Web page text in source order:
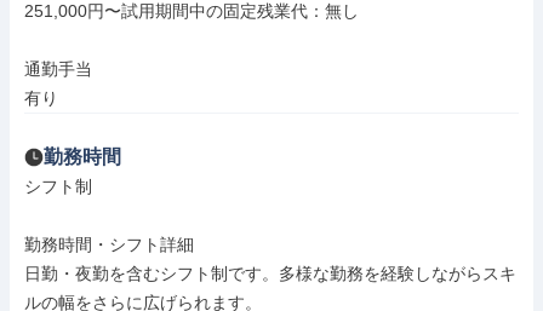
251,000円〜試用期間中の固定残業代：無し
通勤手当
有り
勤務時間
シフト制
勤務時間・シフト詳細
日勤・夜勤を含むシフト制です。多様な勤務を経験しながらスキ
ルの幅をさらに広げられます。